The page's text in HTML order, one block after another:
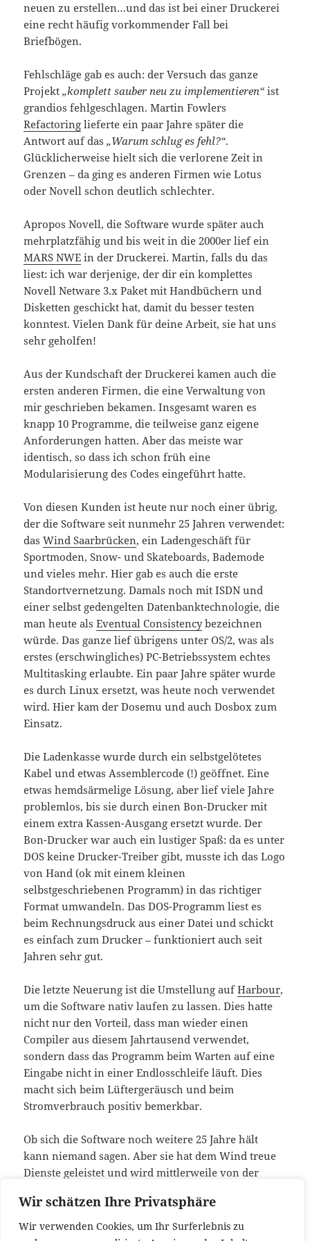
Wir schätzen Ihre Privatsphäre
Wir verwenden Cookies, um Ihr Surferlebnis zu
neuen zu erstellen…und das ist bei einer Druckerei
eine recht häufig vorkommender Fall bei
Briefbögen.
Fehlschläge gab es auch: der Versuch das ganze
Projekt„komplett sauber neu zu implementieren“ist
grandios fehlgeschlagen. Martin Fowlers
Refactoring lieferte ein paar Jahre später die
Antwort auf das„Warum schlug es fehl?“.
Glücklicherweise hielt sich die verlorene Zeit in
Grenzen – da ging es anderen Firmen wie Lotus
oder Novell schon deutlich schlechter.
Apropos Novell, die Software wurde später auch
mehrplatzfähig und bis weit in die 2000er lief ein
MARS NWE in der Druckerei. Martin, falls du das
liest: ich war derjenige, der dir ein komplettes
Novell Netware 3.x Paket mit Handbüchern und
Disketten geschickt hat, damit du besser testen
konntest. Vielen Dank für deine Arbeit, sie hat uns
sehr geholfen!
Aus der Kundschaft der Druckerei kamen auch die
ersten anderen Firmen, die eine Verwaltung von
mir geschrieben bekamen. Insgesamt waren es
knapp 10 Programme, die teilweise ganz eigene
Anforderungen hatten. Aber das meiste war
identisch, so dass ich schon früh eine
Modularisierung des Codes eingeführt hatte.
Von diesen Kunden ist heute nur noch einer übrig,
der die Software seit nunmehr 25 Jahren verwendet:
dasWind Saarbrücken, ein Ladengeschäft für
Sportmoden, Snow- und Skateboards, Bademode
und vieles mehr. Hier gab es auch die erste
Standortvernetzung. Damals noch mit ISDN und
einer selbst gedengelten Datenbanktechnologie, die
man heute alsEventual Consistencybezeichnen
würde. Das ganze lief übrigens unter OS/2, was als
erstes (erschwingliches) PC-Betriebssystem echtes
Multitasking erlaubte. Ein paar Jahre später wurde
es durch Linux ersetzt, was heute noch verwendet
wird. Hier kam der Dosemu und auch Dosbox zum
Einsatz.
Die Ladenkasse wurde durch ein selbstgelötetes
Kabel und etwas Assemblercode (!) geöffnet. Eine
etwas hemdsärmelige Lösung, aber lief viele Jahre
problemlos, bis sie durch einen Bon-Drucker mit
einem extra Kassen-Ausgang ersetzt wurde. Der
Bon-Drucker war auch ein lustiger Spaß: da es unter
DOS keine Drucker-Treiber gibt, musste ich das Logo
von Hand (ok mit einem kleinen
selbstgeschriebenen Programm) in das richtiger
Format umwandeln. Das DOS-Programm liest es
beim Rechnungsdruck aus einer Datei und schickt
es einfach zum Drucker – funktioniert auch seit
Jahren sehr gut.
Die letzte Neuerung ist die Umstellung aufHarbour,
um die Software nativ laufen zu lassen. Dies hatte
nicht nur den Vorteil, dass man wieder einen
Compiler aus diesem Jahrtausend verwendet,
sondern dass das Programm beim Warten auf eine
Eingabe nicht in einer Endlosschleife läuft. Dies
macht sich beim Lüftergeräusch und beim
Stromverbrauch positiv bemerkbar.
Ob sich die Software noch weitere 25 Jahre hält
kann niemand sagen. Aber sie hat dem Wind treue
Dienste geleistet und wird mittlerweile von der
Gute für die Zukunft!